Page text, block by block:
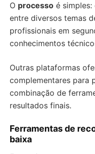
O processo é
entre diversos temas
profissionais em
conhecimentos
Outras plataformas
complementares para
combinação de
resultados finais.
Ferramentas de
baixa